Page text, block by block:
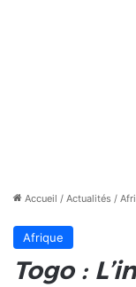
Accueil / Actualités /
Afrique
Togo :